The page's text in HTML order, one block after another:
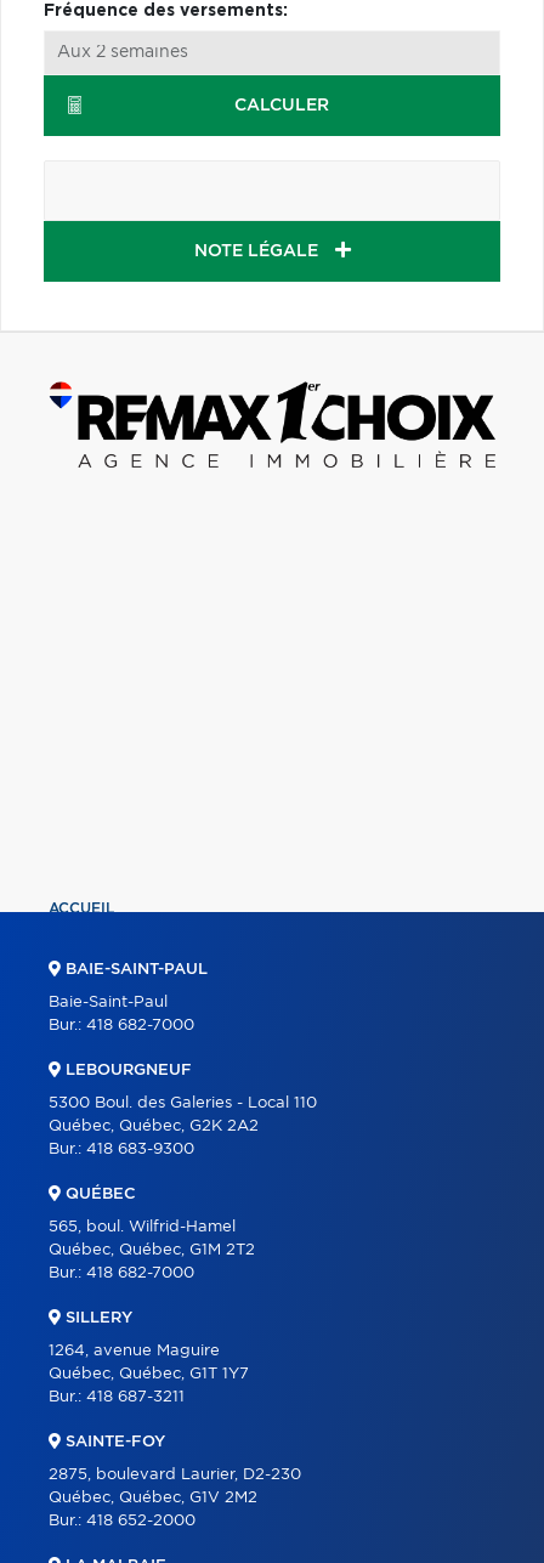
Fréquence des versements:
CALCULER
NOTE LÉGALE
ACCUEIL
À PROPOS
OUTILS
CARRIÈRE
BLOGUE
CONTACT
BAIE-SAINT-PAUL
Baie-Saint-Paul
Bur.: 418 682-7000
LEBOURGNEUF
5300 Boul. des Galeries - Local 110
Québec, Québec, G2K 2A2
Bur.: 418 683-9300
QUÉBEC
565, boul. Wilfrid-Hamel
Québec, Québec, G1M 2T2
Bur.: 418 682-7000
SILLERY
1264, avenue Maguire
Québec, Québec, G1T 1Y7
Bur.: 418 687-3211
SAINTE-FOY
2875, boulevard Laurier, D2-230
Québec, Québec, G1V 2M2
Bur.: 418 652-2000